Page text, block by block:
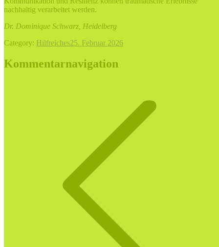
nachhaltig verarbeitet werden.
Dr. Dominique Schwarz, Heidelberg
Category: Hilfreiches25. Februar 2026
Kommentarnavigation